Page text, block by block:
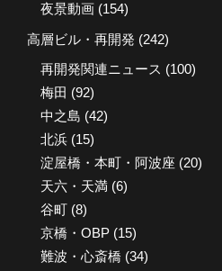
夜景動画 (154)
高層ビル・再開発 (242)
再開発関連ニュース (100)
梅田 (92)
中之島 (42)
北浜 (15)
淀屋橋・本町・阿波座 (20)
天六・天満 (6)
谷町 (8)
京橋・OBP (15)
難波・心斎橋 (34)